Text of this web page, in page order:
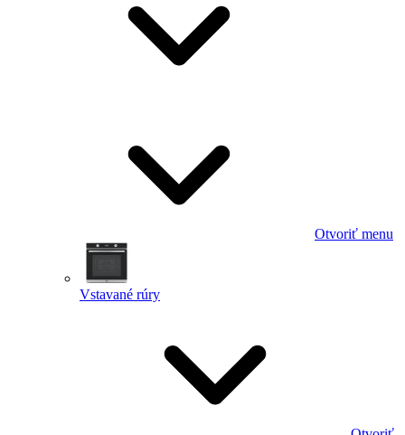
Otvoriť menu
Vstavané rúry